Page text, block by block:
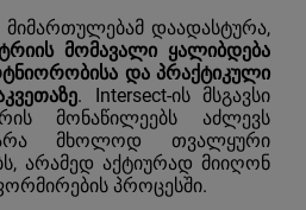
მიმართულებამ დაადასტურა,
მომავალი ყალიბდება
და პრაქტიკული
. Intersect-ის მსგავსი
მონაწილეებს აძლევს
არა მხოლოდ თვალყური
არამედ აქტიურად მიიღონ
პროცესში.